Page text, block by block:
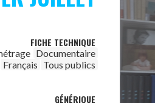
FICHE TECHNIQUE
Documentaire
Français Tous publics
GÉNÉRIQUE